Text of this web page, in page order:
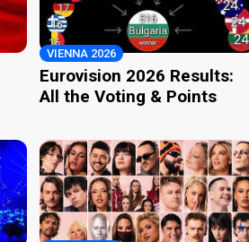
VIENNA 2026
Eurovision 2026 Results:
All the Voting & Points